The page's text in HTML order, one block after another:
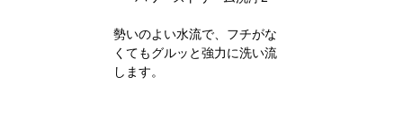
勢いのよい水流で、フチがな
くてもグルッと強力に洗い流
します。